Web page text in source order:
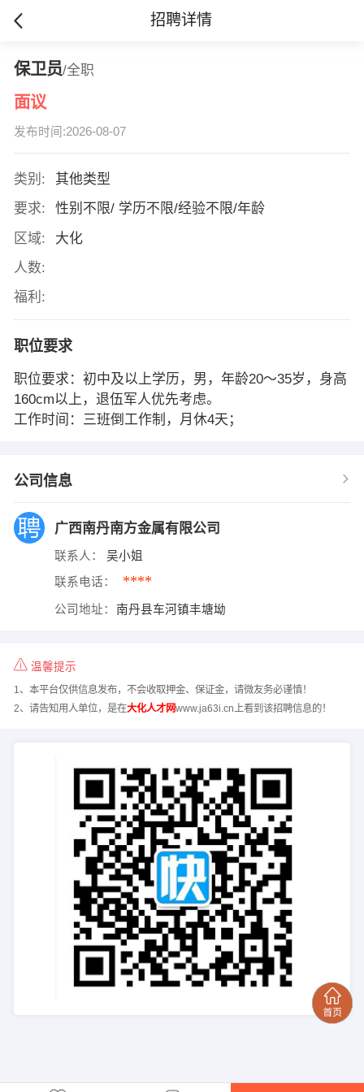
招聘详情
保卫员/全职
面议
发布时间:2026-08-07
类别:
其他类型
要求:
性别不限/ 学历不限/经验不限/年龄
区域:
大化
人数:
福利:
职位要求
职位要求：初中及以上学历，男，年龄20～35岁，身高
160cm以上，退伍军人优先考虑。
工作时间：三班倒工作制，月休4天；
公司信息
广西南丹南方金属有限公司
联系人： 吴小姐
联系电话： ****
公司地址： 南丹县车河镇丰塘坳
温馨提示
1、本平台仅供信息发布，不会收取押金、保证金，请微友务必谨慎！
2、请告知用人单位，是在大化人才网www.ja63i.cn上看到该招聘信息的！